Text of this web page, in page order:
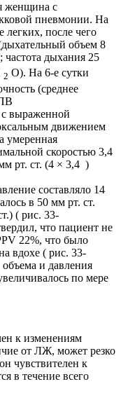
женщина с
пневмонии. На
легких, после чего
объем 8
частота дыхания 25
2 О). На 6-е сутки
(среднее
выраженной
движением
умеренная
скоростью 3,4
рт. ст. (4 × 3,4 )
составляло 14
в 50 мм рт. ст.
( рис. 33-
что пациент не
22%, что было
вдохе ( рис. 33-
и давления
по мере
к изменениям
от ЛЖ, может резко
чувствителен к
в течение всего